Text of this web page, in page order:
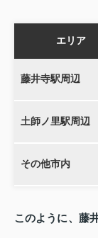
エリア
藤井寺駅周辺
土師ノ里駅周辺
その他市内
このように、藤